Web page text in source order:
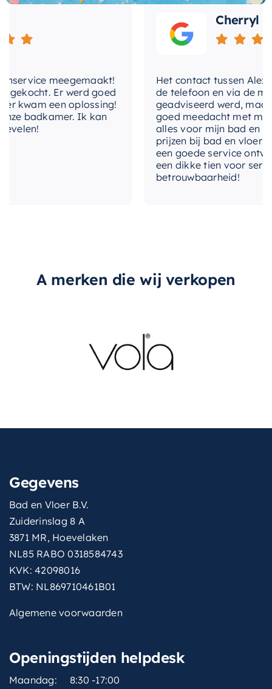
perfecte aanvulling is op elke badkamerruimte,
ongeacht de stijl. Bovendien is de set ontworpen
ideale keuze is voor zowel nieuwbouw als
renovatieprojecten.
Vertrouw op een merk dat bekend staat om de
kwaliteit en innovatie van zijn producten. Maak
van uw badkamer een ruimte van comfort en
luxe met deze thermostaat set.
meegemaakt!
Er werd goed
een oplossing!
badkamer. Ik kan
Cherryl
Het contact tussen Alex
de telefoon en via de
geadviseerd werd, maar
goed meedacht met mij.
alles voor mijn bad en
prijzen bij bad en vloer
een goede service
een dikke tien voor
betrouwbaarheid!
A merken die wij verkopen
Gegevens
Bad en Vloer B.V.
Zuiderinslag 8 A
3871 MR, Hoevelaken
NL85 RABO 0318584743
KVK: 42098016
BTW: NL869710461B01
Algemene voorwaarden
Openingstijden helpdesk
Maandag:
8:30 -17:00